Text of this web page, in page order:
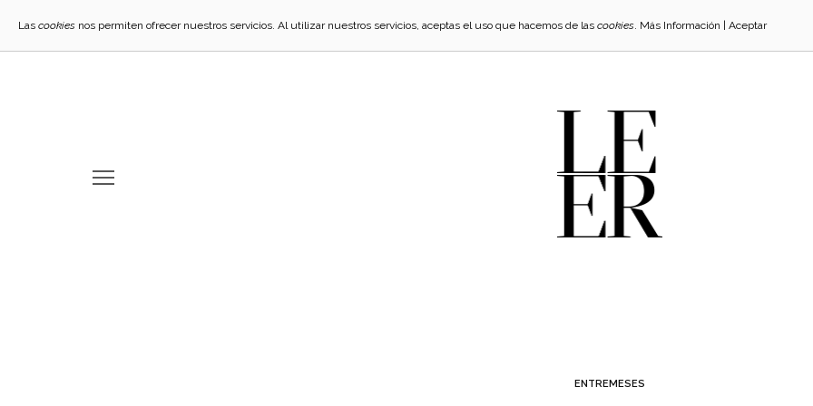
ENTREMESES
Las cookies nos permiten ofrecer nuestros servicios. Al utilizar nuestros servicios, aceptas el uso que hacemos de las cookies. Más Información Aceptar